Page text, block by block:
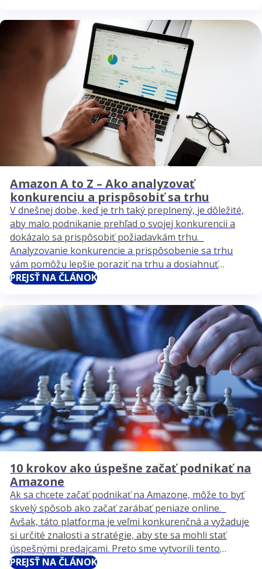
kroky a stratégie, ktoré vám pomôžu…
Amazon A to Z – Ako analyzovať
konkurenciu a prispôsobiť sa trhu
V dnešnej dobe, keď je trh taký preplnený, je dôležité,
aby malo podnikanie prehľad o svojej konkurencii a
dokázalo sa prispôsobiť požiadavkám trhu.
Analyzovanie konkurencie a prispôsobenie sa trhu
vám pomôžu lepšie poraziť na trhu a dosiahnuť
úspech. V tomto článku sa pozrieme na niekoľko
konkurenti,…
PREJSŤ NA ČLÁNOK
10 krokov ako úspešne začať podnikať na
Amazone
Ak sa chcete začať podnikať na Amazone, môže to byť
skvelý spôsob ako začať zarábať peniaze online.
Avšak, táto platforma je veľmi konkurenčná a vyžaduje
si určité znalosti a stratégie, aby ste sa mohli stať
úspešnými predajcami. Preto sme vytvorili tento
článok, v ktorom vám poskytneme 10 krokov na to,
PREJSŤ NA ČLÁNOK